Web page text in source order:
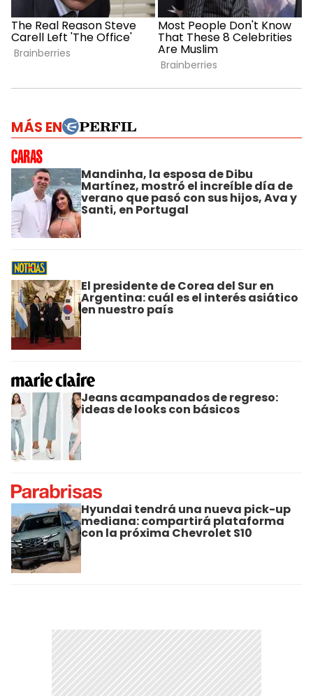
MÁS EN
Mandinha, la esposa de Dibu
Martínez, mostró el increíble día de
verano que pasó con sus hijos, Ava y
Santi, en Portugal
El presidente de Corea del Sur en
Argentina: cuál es el interés asiático
en nuestro país
Jeans acampanados de regreso:
ideas de looks con básicos
Hyundai tendrá una nueva pick-up
mediana: compartirá plataforma
con la próxima Chevrolet S10